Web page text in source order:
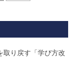
り戻す「学び方改